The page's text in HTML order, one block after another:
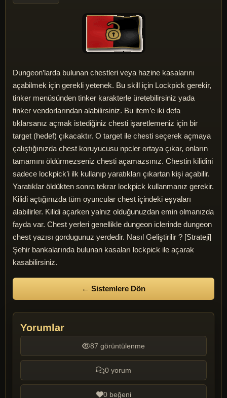
Dungeon’larda bulunan chestleri veya hazine kasalarını
açabilmek için gerekli yetenek. Bu skill için Lockpick gerekir,
tinker menüsünden tinker karakterle üretebilirsiniz yada
tinker vendorlarından alabilirsiniz. Bu item’e iki defa
tıklarsanız açmak istediğiniz chesti işaretlemeniz için bir
target (hedef) çıkacaktır. O target ile chesti seçerek açmaya
çalıştığınızda chest koruyucusu npcler ortaya çıkar, onların
tamamını öldürmezseniz chesti açamazsınız. Chestin kilidini
sadece lockpick’i ilk kullanıp yaratıkları çıkartan kişi açabilir.
Yaratıklar öldükten sonra tekrar lockpick kullanmanız gerekir.
Kilidi açtığınızda tüm oyuncular chest içindeki eşyaları
alabilirler. Kilidi açarken yalnız olduğunuzdan emin olmanızda
fayda var. Chest yerleri genellikle dungeon iclerinde dungeon
chest yazısı gordugunuz yerdedir. Nasıl Geliştirilir ? [Strateji]
Şehir bankalarında bulunan kasaları lockpick ile açarak
kasabilirsiniz.
← Sistemlere Dön
Yorumlar
87 görüntülenme
0 yorum
0 beğeni